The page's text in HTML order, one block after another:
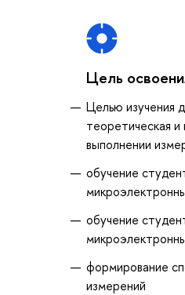
Цель
Целью изучения
теоретическая и
выполнении
обучение
обучение
формирование
измерений